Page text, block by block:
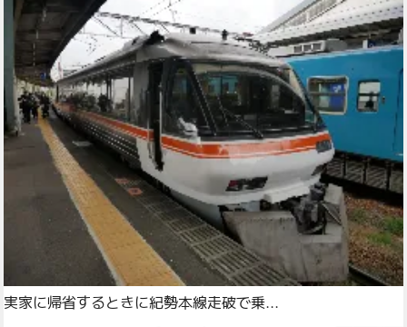
実家に帰省するときに紀勢本線走破で乗...